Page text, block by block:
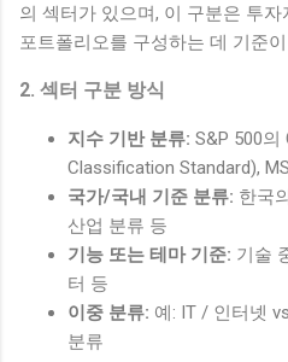
의 섹터가 있으며, 이 구분은 투
포트폴리오를 구성하는 데 기준
2. 섹터 구분 방식
지수 기반 분류: S&P 500의
Classification Standard),
국가/국내 기준 분류: 한국
산업 분류 등
기능 또는 테마 기준: 기술
터 등
이중 분류: 예: IT / 인터넷
분류